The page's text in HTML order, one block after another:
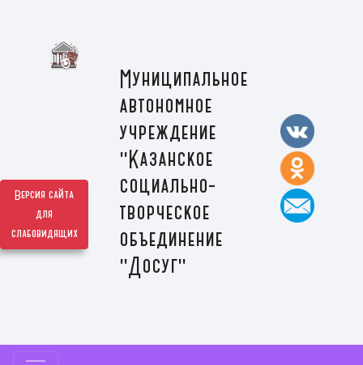
Версия сайта
для
слабовидящих
Муниципальное
автономное
учреждение
"Казанское
социально-
творческое
объединение
"Досуг"